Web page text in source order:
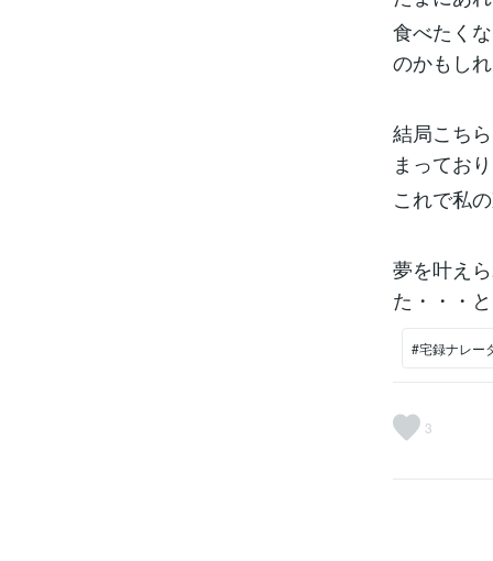
食べたく
のかもし
結局こち
まってお
これで私
夢を叶え
た・・・
#宅録ナレー
3